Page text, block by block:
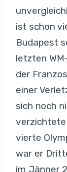
ist schon
Budapest
letzten
der
einer
sich noch
verzichtete
vierte
war er
im Jänner